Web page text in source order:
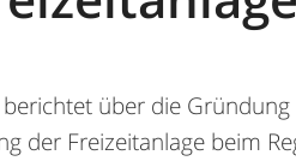
über die
der Freizeitanlage beim